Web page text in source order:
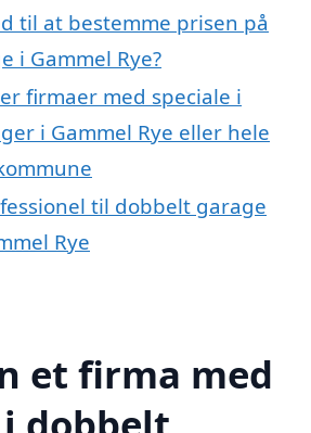
til at bestemme prisen på
i Gammel Rye?
firmaer med speciale i
i Gammel Rye eller hele
til dobbelt garage
Rye
et firma med